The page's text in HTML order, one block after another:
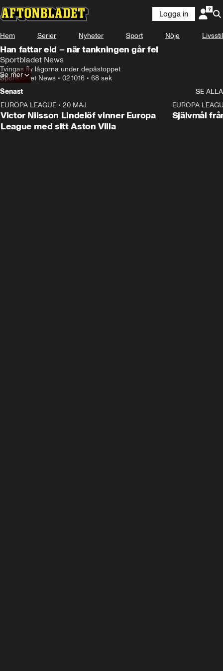
Logga in
Hem Serier Nyheter Sport Nöje Livsstil
Han fattar eld – när tankningen går fel
Sportbladet News
Tvingas fly lågorna under depåstoppet
Sportbladet News • 02.10.16 • 68 sek
Se mer
Senast
SE ALLA
EUROPA LEAGUE • 20 MAJ
Victor Nilsson Lindelöf vinner Europa
League med sitt Aston Villa
EUROPA
Självmål